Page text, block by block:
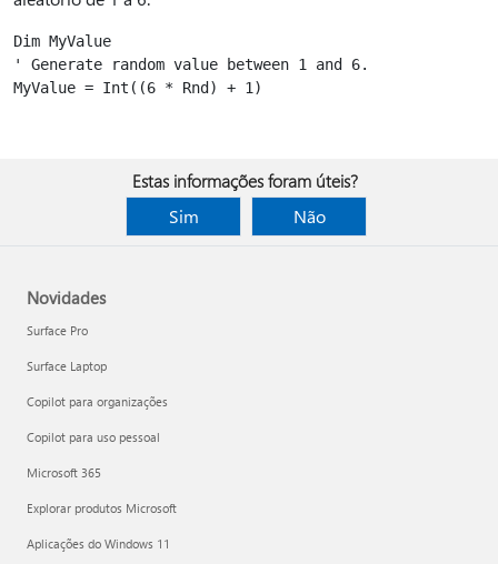
Dim MyValue
' Generate random value between 1 and 6.
MyValue = Int((6 * Rnd) + 1)
Estas informações foram úteis?
Sim
Não
Novidades
Surface Pro
Surface Laptop
Copilot para organizações
Copilot para uso pessoal
Microsoft 365
Explorar produtos Microsoft
Aplicações do Windows 11